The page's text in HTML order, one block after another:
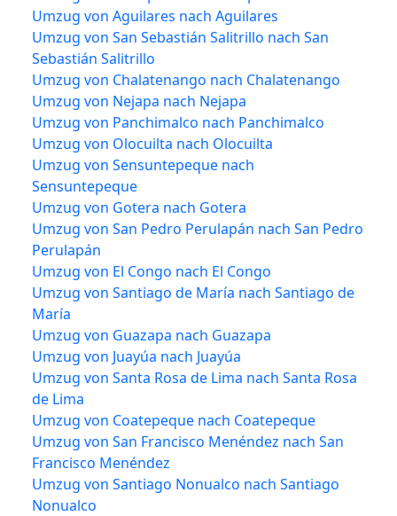
Umzug von Aguilares nach Aguilares
Umzug von San Sebastián Salitrillo nach San
Sebastián Salitrillo
Umzug von Chalatenango nach Chalatenango
Umzug von Nejapa nach Nejapa
Umzug von Panchimalco nach Panchimalco
Umzug von Olocuilta nach Olocuilta
Umzug von Sensuntepeque nach
Sensuntepeque
Umzug von Gotera nach Gotera
Umzug von San Pedro Perulapán nach San Pedro
Perulapán
Umzug von El Congo nach El Congo
Umzug von Santiago de María nach Santiago de
María
Umzug von Guazapa nach Guazapa
Umzug von Juayúa nach Juayúa
Umzug von Santa Rosa de Lima nach Santa Rosa
de Lima
Umzug von Coatepeque nach Coatepeque
Umzug von San Francisco Menéndez nach San
Francisco Menéndez
Umzug von Santiago Nonualco nach Santiago
Nonualco